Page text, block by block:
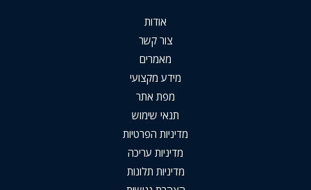
אודות
צור קשר
מאמרים
מידע מקצועי
מפת אתר
תנאי שימוש
מדיניות הפרטיות
מדיניות עריכה
מדיניות תלונות